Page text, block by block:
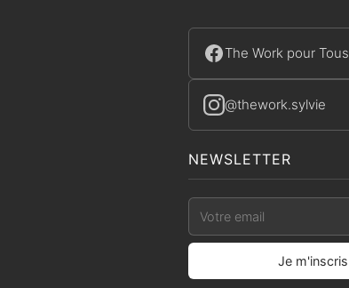
The Work pour Tous
@thework.sylvie
NEWSLETTER